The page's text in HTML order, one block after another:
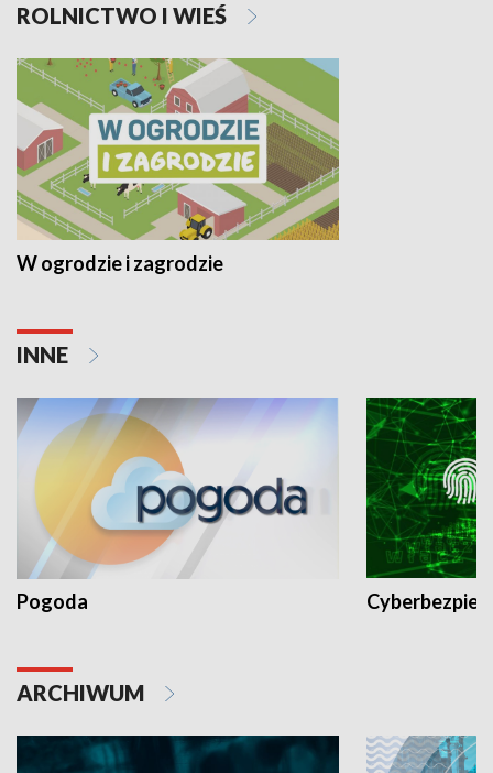
ROLNICTWO I WIEŚ
W ogrodzie i zagrodzie
INNE
Pogoda
ARCHIWUM